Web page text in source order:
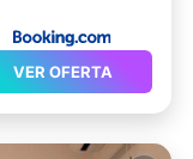
VER OFERTA